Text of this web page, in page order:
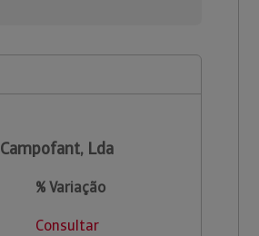
Campofant, Lda
% Variação
Consultar